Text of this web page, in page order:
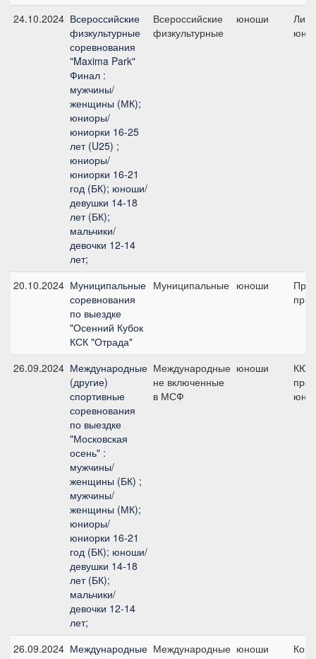
24.10.2024 Всероссийские
физкультурные
соревнования
"Maxima Park"
Финал :
мужчины/
женщины (МК);
юниоры/
юниорки 16-25
лет (U25) ;
юниоры/
юниорки 16-21
год (БК); юноши/
девушки 14-18
лет (БК);
мальчики/
девочки 12-14
лет;
Всероссийские
физкультурные
юноши
20.10.2024 Муниципальные
соревнования
по выездке
"Осенний Кубок
КСК "Отрада"
Муниципальные юноши
26.09.2024 Международные
(другие)
спортивные
соревнования
по выездке
"Московская
осень" :
мужчины/
женщины (БК) ;
мужчины/
женщины (МК);
юниоры/
юниорки 16-21
год (БК); юноши/
девушки 14-18
лет (БК);
мальчики/
девочки 12-14
лет;
Международные
не включенные
в МСФ
юноши
КЮР
26.09.2024 Международные Международные юноши